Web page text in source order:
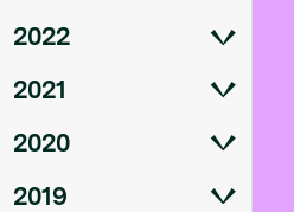
2022
2021
2020
2019